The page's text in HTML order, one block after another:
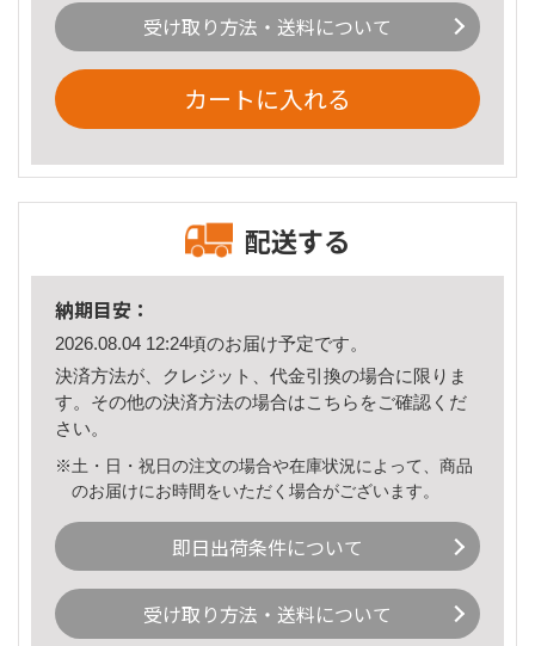
受け取り方法・送料について
カートに入れる
配送する
納期目安：
2026.08.04 12:24頃のお届け予定です。
決済方法が、クレジット、代金引換の場合に限りま
す。その他の決済方法の場合はこちら をご確認くだ
さい。
※土・日・祝日の注文の場合や在庫状況によって、商品
のお届けにお時間をいただく場合がございます。
即日出荷条件について
受け取り方法・送料について